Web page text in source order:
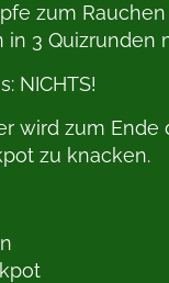
zum
in 3
NICHTS!
wird zum
zu knacken.